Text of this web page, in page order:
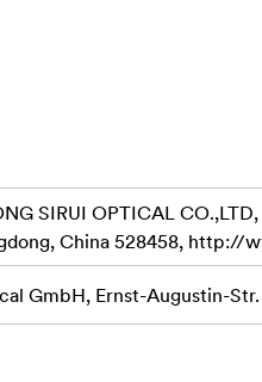
SIRUI OPTICAL
China 528458, http://
GmbH, Ernst-Augustin-Str.